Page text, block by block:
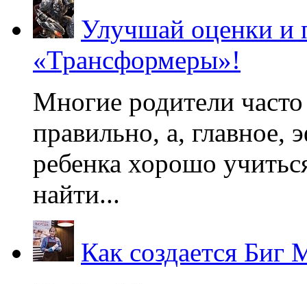
Улучшай оценки и
«Трансформеры»!
Многие родители
правильно, а, главное,
ребенка хорошо
найти...
Как создается Биг